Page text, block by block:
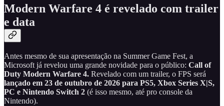
Modern Warfare 4 é revelado com trailer
e data
Antes mesmo de sua apresentação na Summer Game Fest, a
Microsoft já revelou uma grande novidade para o público: Call of
Duty Modern Warfare 4. Revelado com um trailer, o FPS será
lançado em 23 de outubro de 2026 para PS5, Xbox Series X|S,
PC e Nintendo Switch 2 (é isso mesmo, até pro console da
Nintendo).